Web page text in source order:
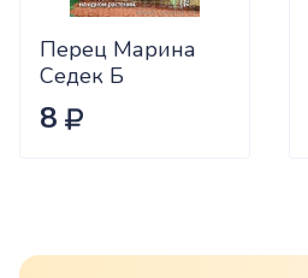
Перец Марина
Седек Б
8